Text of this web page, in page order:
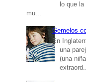
lo que
mu...
Gemelos
En
una
(una
extraord...